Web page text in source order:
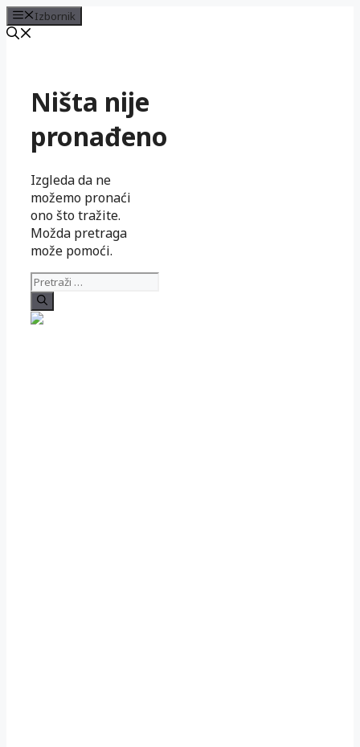
Izbornik
Ništa nije
pronađeno
Izgleda da ne
možemo pronaći
ono što tražite.
Možda pretraga
može pomoći.
Pretraži: